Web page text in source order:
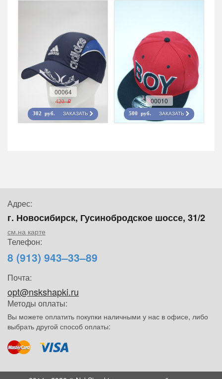
00064
420 r
302 руб. ЗАКАЗАТЬ
00010
500 руб. ЗАКАЗАТЬ
Адрес:
г. Новосибирск, Гусинобродское шоссе, 31/2
см.на карте
Телефон:
8 (913) 943–33–89
Почта:
opt@nskshapki.ru
Методы оплаты:
Вы можете оплатить покупки наличными у нас в офисе, либо
выбрать другой способ оплаты: